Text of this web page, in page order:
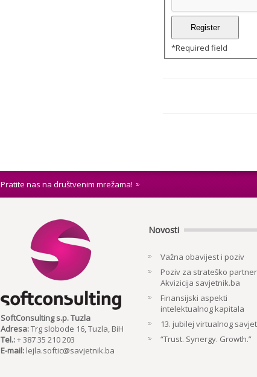
*Required field
Pratite nas na društvenim mrežama!
SoftConsulting s.p. Tuzla
Adresa:Trg slobode 16, Tuzla, BiH
Tel.:+ 387 35 210 203
E-mail: lejla.softic@savjetnik.ba
Novosti
Važna obavijest i poziv
Poziv za strateško
Akvizicija savjetnik.ba
Finansijski aspekti
intelektualnog kapitala
13. jubilej virtualnog
“Trust. Synergy. Growth.”